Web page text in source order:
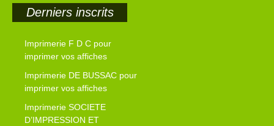
Derniers inscrits
Imprimerie F D C pour
imprimer vos affiches
Imprimerie DE BUSSAC pour
imprimer vos affiches
Imprimerie SOCIETE
D’IMPRESSION ET